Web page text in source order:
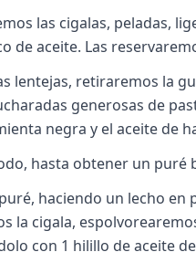
las cigalas, peladas,
de aceite. Las
lentejas, retiraremos la
generosas de
negra y el aceite de
hasta obtener un puré
haciendo un lecho en
la cigala,
con 1 hilillo de aceite